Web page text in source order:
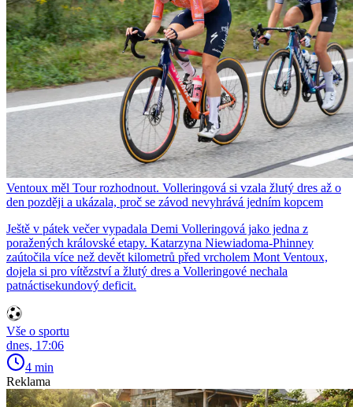
Ventoux měl Tour rozhodnout. Volleringová si vzala žlutý dres až o
den později a ukázala, proč se závod nevyhrává jedním kopcem
Ještě v pátek večer vypadala Demi Volleringová jako jedna z
poražených královské etapy. Katarzyna Niewiadoma-Phinney
zaútočila více než devět kilometrů před vrcholem Mont Ventoux,
dojela si pro vítězství a žlutý dres a Volleringové nechala
patnáctisekundový deficit.
Vše o sportu
dnes, 17:06
4 min
Reklama